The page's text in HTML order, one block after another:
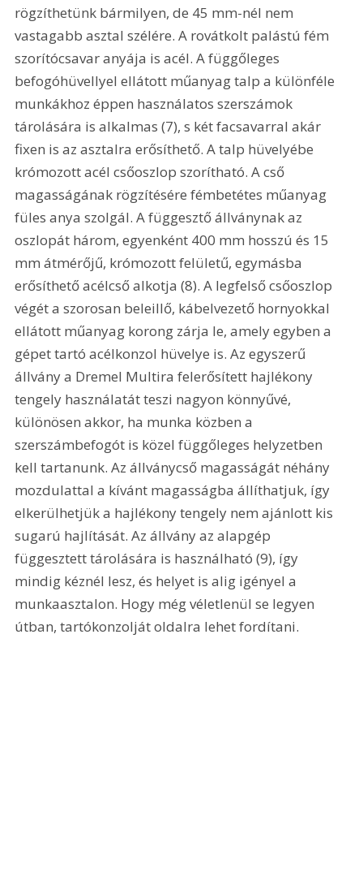
rögzíthetünk bármilyen, de 45 mm-nél nem
vastagabb asztal szélére. A rovátkolt palástú fém
szorítócsavar anyája is acél. A függőleges
befogóhüvellyel ellátott műanyag talp a különféle
munkákhoz éppen használatos szerszámok
tárolására is alkalmas (7), s két facsavarral akár
fixen is az asztalra erősíthető. A talp hüvelyébe
krómozott acél csőoszlop szorítható. A cső
magasságának rögzítésére fémbetétes műanyag
füles anya szolgál. A függesztő állványnak az
oszlopát három, egyenként 400 mm hosszú és 15
mm átmérőjű, krómozott felületű, egymásba
erősíthető acélcső alkotja (8). A legfelső csőoszlop
végét a szorosan beleillő, kábelvezető hornyokkal
ellátott műanyag korong zárja le, amely egyben a
gépet tartó acélkonzol hüvelye is. Az egyszerű
állvány a Dremel Multira felerősített hajlékony
tengely használatát teszi nagyon könnyűvé,
különösen akkor, ha munka közben a
szerszámbefogót is közel függőleges helyzetben
kell tartanunk. Az állványcső magasságát néhány
mozdulattal a kívánt magasságba állíthatjuk, így
elkerülhetjük a hajlékony tengely nem ajánlott kis
sugarú hajlítását. Az állvány az alapgép
függesztett tárolására is használható (9), így
mindig kéznél lesz, és helyet is alig igényel a
munkaasztalon. Hogy még véletlenül se legyen
útban, tartókonzolját oldalra lehet fordítani.